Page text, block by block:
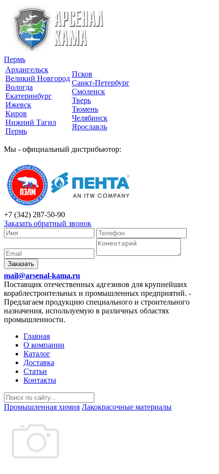
Пермь
Архангельск
Великий Новгород
Вологда
Екатеринбург
Ижевск
Киров
Нижний Тагил
Пермь
Псков
Санкт-Петербург
Смоленск
Тверь
Тюмень
Челябинск
Ярославль
Мы - официальный дистрибьютор:
+7 (342) 287-50-90
Заказать обратный звонок
Заказать
mail@arsenal-kama.ru
Поставщик отечественных адгезивов для крупнейших
кораблестроительных и промышленных предприятий. -
Предлагаем продукцию специального и строительного
назначения, используемую в различных областях
промышленности.
Главная
О компании
Каталог
Доставка
Статьи
Контакты
Промышленная химия Лакокрасочные материалы